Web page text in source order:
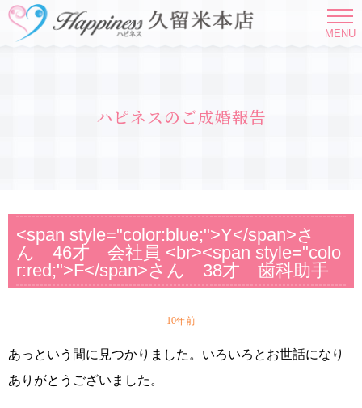
MENU
ハピネスのご成婚報告
<span style="color:blue;">Y</span>さ
ん 46才 会社員 <br><span style="colo
r:red;">F</span>さん 38才 歯科助手
10年前
あっという間に見つかりました。いろいろとお世話になり
ありがとうございました。